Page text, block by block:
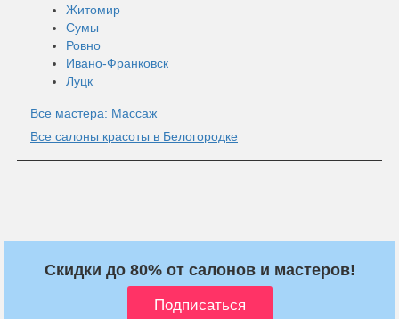
Житомир
Сумы
Ровно
Ивано-Франковск
Луцк
Все мастера: Массаж
Все салоны красоты в Белогородке
Скидки до 80% от салонов и мастеров!